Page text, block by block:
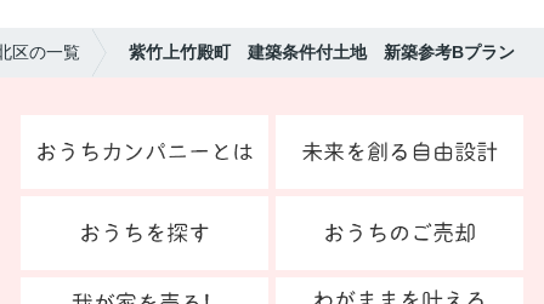
区の一覧 紫竹上竹殿町 建築条件付土地 新築参考Bプラン